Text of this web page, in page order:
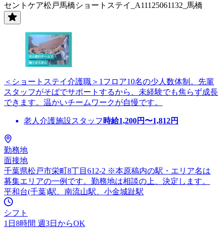
セントケア松戸馬橋ショートステイ_A11125061132_馬橋
＜ショートステイ介護職＞1フロア10名の少人数体制。先輩
スタッフがそばでサポートするから、未経験でも焦らず成長
できます。温かいチームワークが自慢です。
老人介護施設スタッフ 時給1,200円〜1,812円
勤務地
面接地
千葉県松戸市栄町8丁目612-2 ※本原稿内の駅・エリア名は
募集エリアの一例です。勤務地は相談の上、決定します。
平和台(千葉)駅、南流山駅、小金城趾駅
シフト
1日8時間 週3日からOK